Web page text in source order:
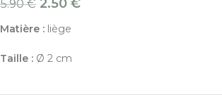
5.90€
Matière : liège
Taille : Ø 2 cm